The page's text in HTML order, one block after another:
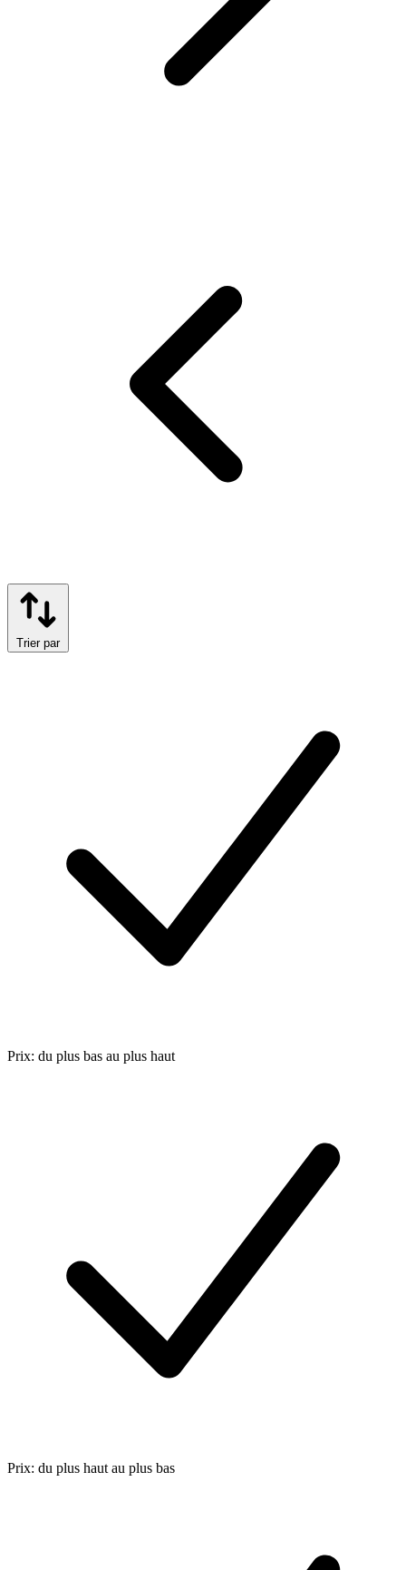
Trier par
Prix: du plus bas au plus haut
Prix: du plus haut au plus bas